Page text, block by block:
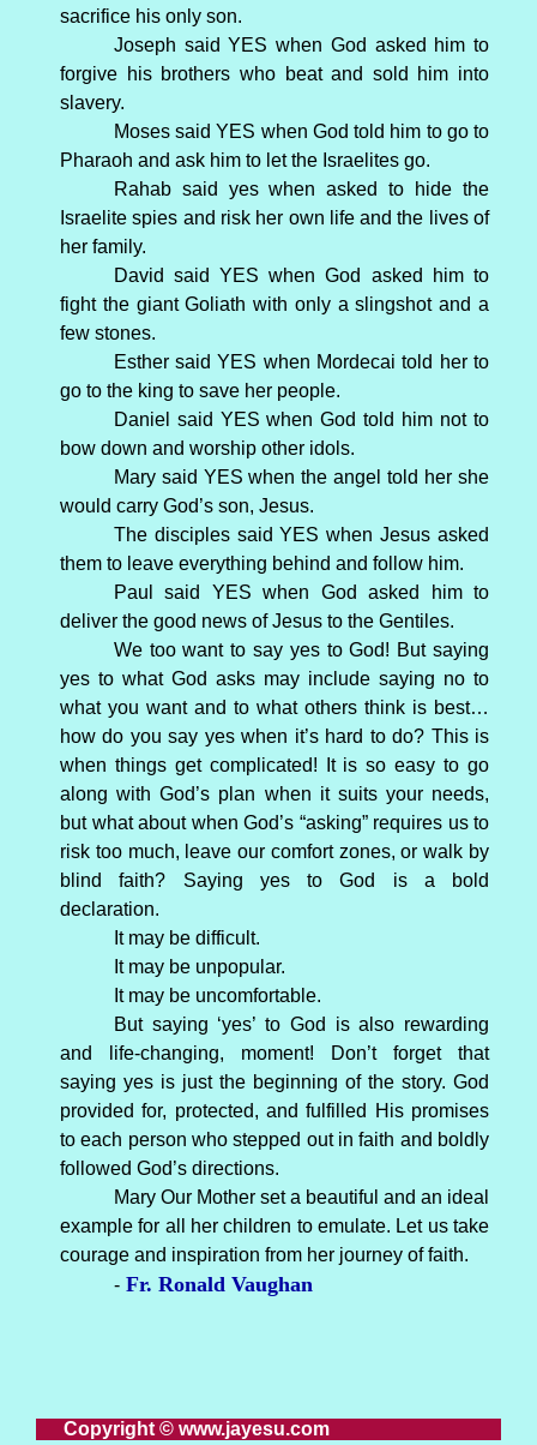
sacrifice his only son.
Joseph said YES when God asked him to
forgive his brothers who beat and sold him into
slavery.
Moses said YES when God told him to go to
Pharaoh and ask him to let the Israelites go.
Rahab said yes when asked to hide the
Israelite spies and risk her own life and the lives of
her family.
David said YES when God asked him to
fight the giant Goliath with only a slingshot and a
few stones.
Esther said YES when Mordecai told her to
go to the king to save her people.
Daniel said YES when God told him not to
bow down and worship other idols.
Mary said YES when the angel told her she
would carry God’s son, Jesus.
The disciples said YES when Jesus asked
them to leave everything behind and follow him.
Paul said YES when God asked him to
deliver the good news of Jesus to the Gentiles.
We too want to say yes to God! But saying
yes to what God asks may include saying no to
what you want and to what others think is best…
how do you say yes when it’s hard to do? This is
when things get complicated! It is so easy to go
along with God’s plan when it suits your needs,
but what about when God’s “asking” requires us to
risk too much, leave our comfort zones, or walk by
blind faith? Saying yes to God is a bold
declaration.
It may be difficult.
It may be unpopular.
It may be uncomfortable.
But saying ‘yes’ to God is also rewarding
and life-changing, moment! Don’t forget that
saying yes is just the beginning of the story. God
provided for, protected, and fulfilled His promises
to each person who stepped out in faith and boldly
followed God’s directions.
Mary Our Mother set a beautiful and an ideal
example for all her children to emulate. Let us take
courage and inspiration from her journey of faith.
-Fr. Ronald Vaughan
Copyright © www.jayesu.com